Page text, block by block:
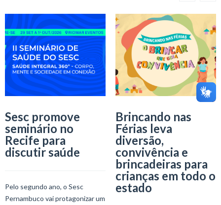
Sesc promove
seminário no
Recife para
discutir saúde
Pelo segundo ano, o Sesc
Pernambuco vai protagonizar um
Brincando nas
Férias leva
diversão,
convivência e
brincadeiras para
crianças em todo o
estado